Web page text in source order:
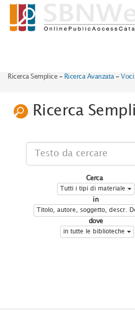
Ricerca Semplice - Ricerca Avanzata -
Ricerca
Cerca
Tutti i tipi di materiale
in
Titolo, autore, soggetto, descr.
dove
in tutte le biblioteche